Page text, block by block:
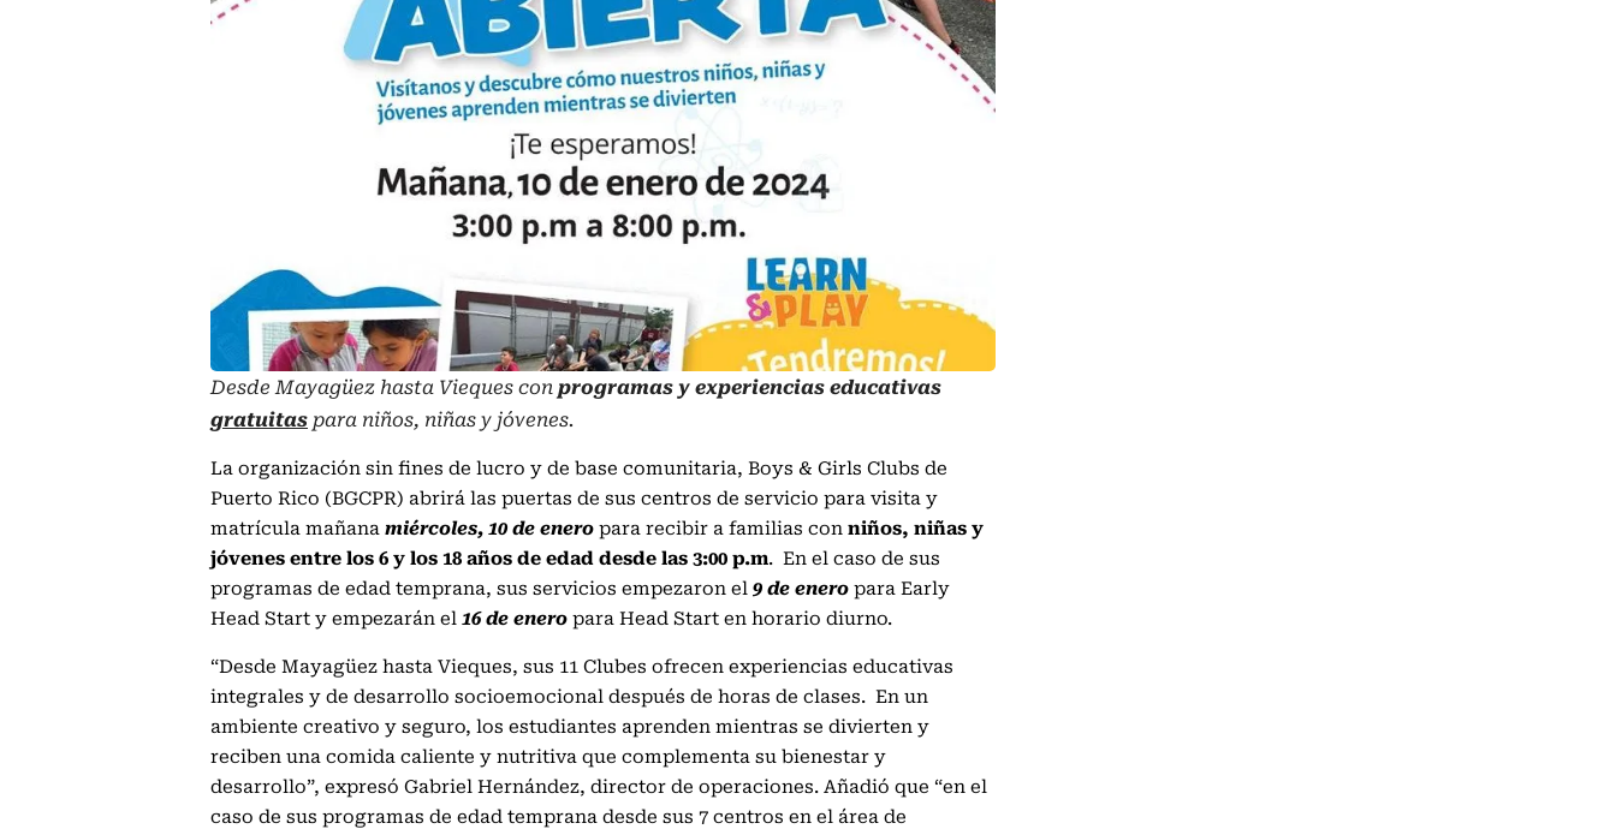
Desde Mayagüez hasta Vieques con programas y experiencias educativas
gratuitas para niños, niñas y jóvenes.
La organización sin fines de lucro y de base comunitaria, Boys & Girls Clubs de
Puerto Rico (BGCPR) abrirá las puertas de sus centros de servicio para visita y
matrícula mañana miércoles, 10 de enero para recibir a familias con niños, niñas y
jóvenes entre los 6 y los 18 años de edad desde las 3:00 p.m. En el caso de sus
programas de edad temprana, sus servicios empezaron el 9 de enero para Early
Head Start y empezarán el 16 de enero para Head Start en horario diurno.
“Desde Mayagüez hasta Vieques, sus 11 Clubes ofrecen experiencias educativas
integrales y de desarrollo socioemocional después de horas de clases. En un
ambiente creativo y seguro, los estudiantes aprenden mientras se divierten y
reciben una comida caliente y nutritiva que complementa su bienestar y
desarrollo”, expresó Gabriel Hernández, director de operaciones. Añadió que “en el
caso de sus programas de edad temprana desde sus 7 centros en el área de